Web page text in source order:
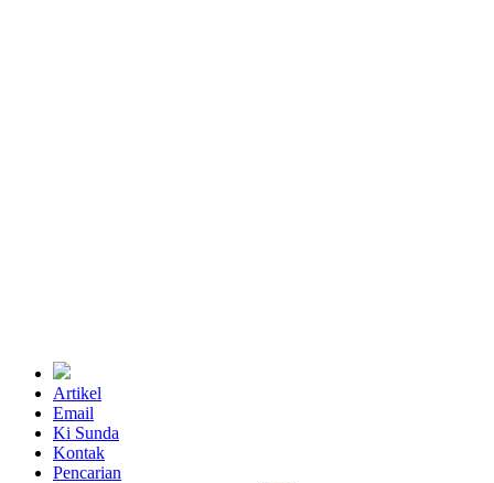
Artikel
Email
Ki Sunda
Kontak
Pencarian